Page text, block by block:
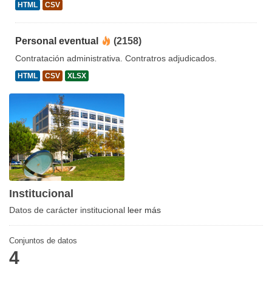
HTML CSV
Personal eventual (2158)
Contratación administrativa. Contratros adjudicados.
HTML CSV XLSX
Institucional
Datos de carácter institucional leer más
Conjuntos de datos
4